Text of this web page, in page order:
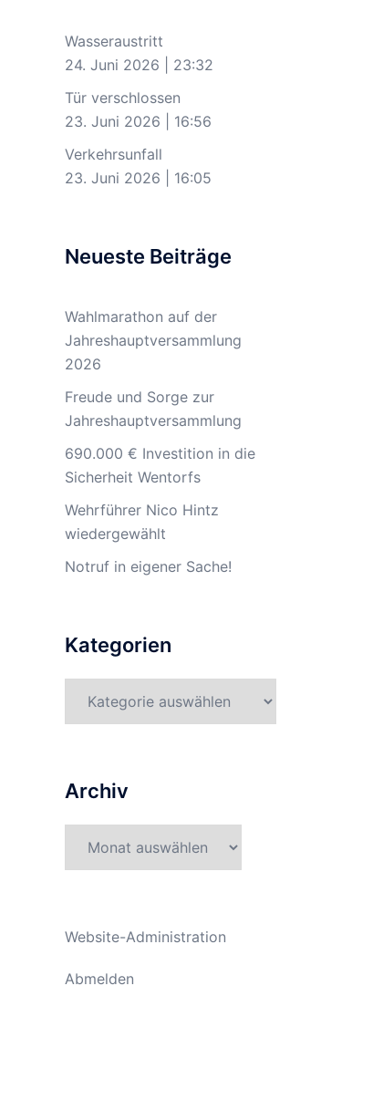
Wasseraustritt
24. Juni 2026
23:32
Tür verschlossen
23. Juni 2026
16:56
Verkehrsunfall
23. Juni 2026
16:05
Neueste Beiträge
Wahlmarathon auf der
Jahreshauptversammlung
2026
Freude und Sorge zur
Jahreshauptversammlung
690.000 € Investition in die
Sicherheit Wentorfs
Wehrführer Nico Hintz
wiedergewählt
Notruf in eigener Sache!
Kategorien
Archiv
Website-Administration
Abmelden